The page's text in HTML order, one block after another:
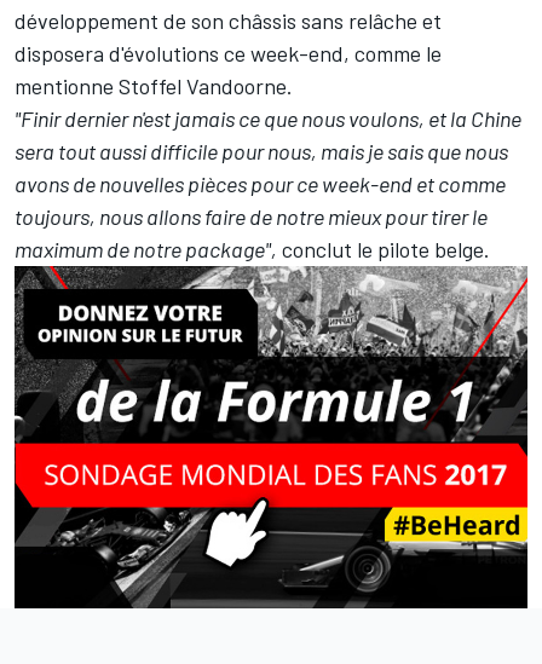
développement de son châssis sans relâche et
disposera d'évolutions ce week-end, comme le
mentionne Stoffel Vandoorne.
"Finir dernier n'est jamais ce que nous voulons, et la Chine
sera tout aussi difficile pour nous, mais je sais que nous
avons de nouvelles pièces pour ce week-end et comme
toujours, nous allons faire de notre mieux pour tirer le
maximum de notre package", conclut le pilote belge.